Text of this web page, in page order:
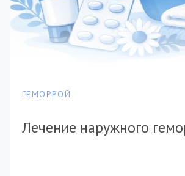
ГЕМОРРОЙ
Лечение наружного